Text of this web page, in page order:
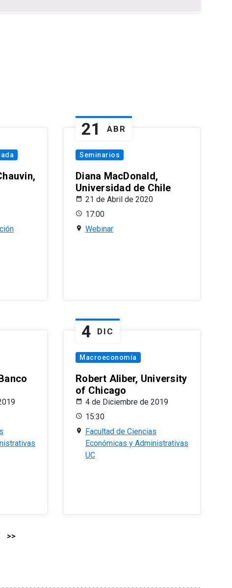
21 ABR
Seminarios
Diana MacDonald,
Universidad de Chile
21 de Abril de 2020
17:00
Webinar
4 DIC
Macroeconomía
Robert Aliber, University
of Chicago
4 de Diciembre de 2019
15:30
Facultad de Ciencias
Económicas y Administrativas
UC
>>